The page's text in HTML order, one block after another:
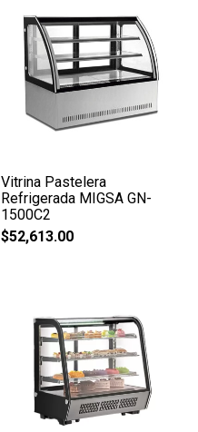
Vitrina Pastelera
Refrigerada MIGSA GN-
1500C2
$52,613.00